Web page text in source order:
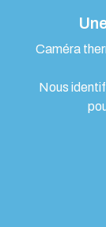
Caméra
Nous